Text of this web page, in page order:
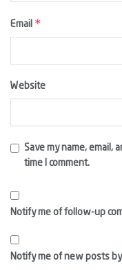
Email *
Website
Save my name,
time I comment.
Notify me of follow-up
Notify me of new posts